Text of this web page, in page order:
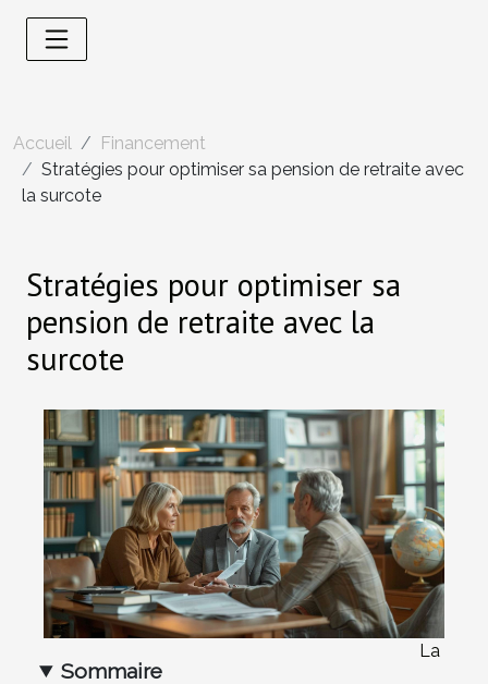
Accueil
Financement
Stratégies pour optimiser sa pension de retraite avec
la surcote
Stratégies pour optimiser sa
pension de retraite avec la
surcote
Sommaire
La